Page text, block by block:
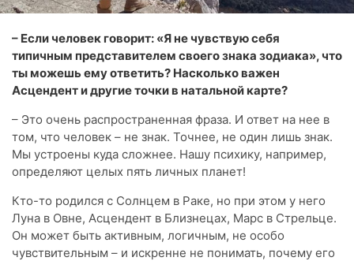
– Если человек говорит: «Я не чувствую себя
типичным представителем своего знака зодиака», что
ты можешь ему ответить? Насколько важен
Асцендент и другие точки в натальной карте?
– Это очень распространенная фраза. И ответ на нее в
том, что человек – не знак. Точнее, не один лишь знак.
Мы устроены куда сложнее. Нашу психику, например,
определяют целых пять личных планет!
Кто-то родился с Солнцем в Раке, но при этом у него
Луна в Овне, Асцендент в Близнецах, Марс в Стрельце.
Он может быть активным, логичным, не особо
чувствительным – и искренне не понимать, почему его